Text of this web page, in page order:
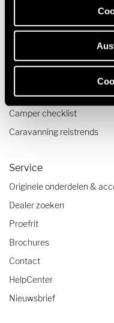
Reizen & Beleven
Reistips
Camper checklist
Caravanning reistrends
Service
Originele onderdelen &
Dealer zoeken
Proefrit
Brochures
Contact
HelpCenter
Nieuwsbrief